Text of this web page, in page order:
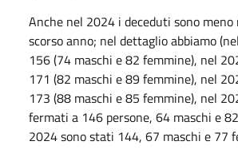
Anche nel 2024 i deceduti sono
scorso anno; nel dettaglio abbiamo
156 (74 maschi e 82 femmine), nel
171 (82 maschi e 89 femmine), nel
173 (88 maschi e 85 femmine), nel
fermati a 146 persone, 64 maschi e
2024 sono stati 144, 67 maschi e 77